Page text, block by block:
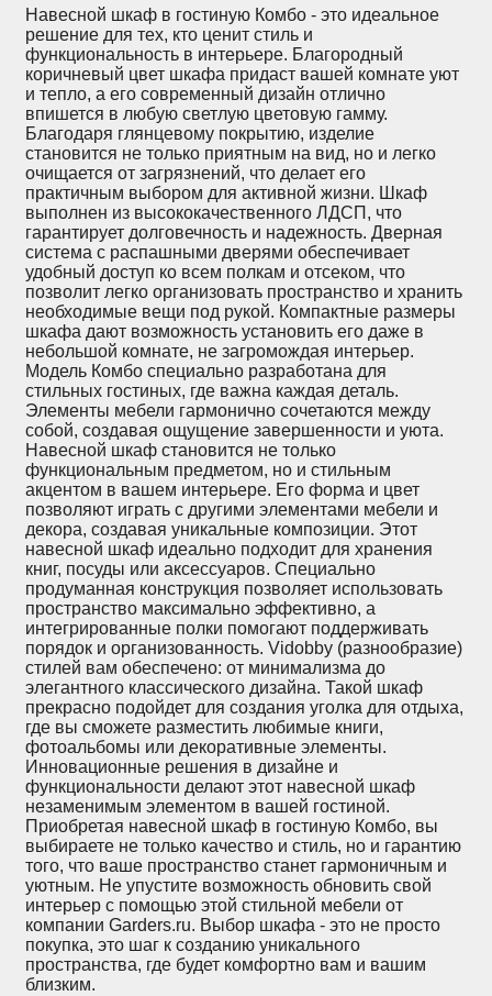
Навесной шкаф в гостиную Комбо - это идеальное
решение для тех, кто ценит стиль и
функциональность в интерьере. Благородный
коричневый цвет шкафа придаст вашей комнате уют
и тепло, а его современный дизайн отлично
впишется в любую светлую цветовую гамму.
Благодаря глянцевому покрытию, изделие
становится не только приятным на вид, но и легко
очищается от загрязнений, что делает его
практичным выбором для активной жизни. Шкаф
выполнен из высококачественного ЛДСП, что
гарантирует долговечность и надежность. Дверная
система с распашными дверями обеспечивает
удобный доступ ко всем полкам и отсеком, что
позволит легко организовать пространство и хранить
необходимые вещи под рукой. Компактные размеры
шкафа дают возможность установить его даже в
небольшой комнате, не загромождая интерьер.
Модель Комбо специально разработана для
стильных гостиных, где важна каждая деталь.
Элементы мебели гармонично сочетаются между
собой, создавая ощущение завершенности и уюта.
Навесной шкаф становится не только
функциональным предметом, но и стильным
акцентом в вашем интерьере. Его форма и цвет
позволяют играть с другими элементами мебели и
декора, создавая уникальные композиции. Этот
навесной шкаф идеально подходит для хранения
книг, посуды или аксессуаров. Специально
продуманная конструкция позволяет использовать
пространство максимально эффективно, а
интегрированные полки помогают поддерживать
порядок и организованность. Vidobby (разнообразие)
стилей вам обеспечено: от минимализма до
элегантного классического дизайна. Такой шкаф
прекрасно подойдет для создания уголка для отдыха,
где вы сможете разместить любимые книги,
фотоальбомы или декоративные элементы.
Инновационные решения в дизайне и
функциональности делают этот навесной шкаф
незаменимым элементом в вашей гостиной.
Приобретая навесной шкаф в гостиную Комбо, вы
выбираете не только качество и стиль, но и гарантию
того, что ваше пространство станет гармоничным и
уютным. Не упустите возможность обновить свой
интерьер с помощью этой стильной мебели от
компании Garders.ru. Выбор шкафа - это не просто
покупка, это шаг к созданию уникального
пространства, где будет комфортно вам и вашим
близким.